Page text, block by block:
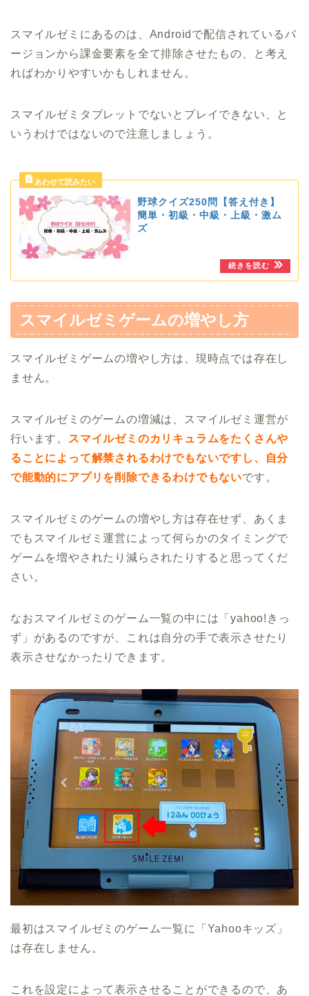
スマイルゼミにあるのは、Androidで配信されているバ
ージョンから課金要素を全て排除させたもの、と考え
ればわかりやすいかもしれません。
スマイルゼミタブレットでないとプレイできない、と
いうわけではないので注意しましょう。
野球クイズ250問【答え付き】
簡単・初級・中級・上級・激ム
ズ
スマイルゼミゲームの増やし方
スマイルゼミゲームの増やし方は、現時点では存在し
ません。
スマイルゼミのゲームの増減は、スマイルゼミ運営が
行います。
スマイルゼミのカリキュラムをたくさんや
ることによって解禁されるわけでもないですし、自分
で能動的にアプリを削除できるわけでもないです。
スマイルゼミのゲームの増やし方は存在せず、あくま
でもスマイルゼミ運営によって何らかのタイミングで
ゲームを増やされたり減らされたりすると思ってくだ
さい。
なおスマイルゼミのゲーム一覧の中には「yahoo!きっ
ず」があるのですが、これは自分の手で表示させたり
表示させなかったりできます。
最初はスマイルゼミのゲーム一覧に「Yahooキッズ」
は存在しません。
これを設定によって表示させることができるので、あ